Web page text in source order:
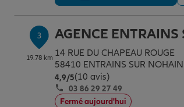
3
19.78 km
AGENCE
14 RUE DU CHAPEAU ROUGE
58410 ENTRAINS SUR NOHAIN
4,9/5Note de 4.9 sur 5
(10 avis)
03 86 29 27 49
Fermé aujourd'hui